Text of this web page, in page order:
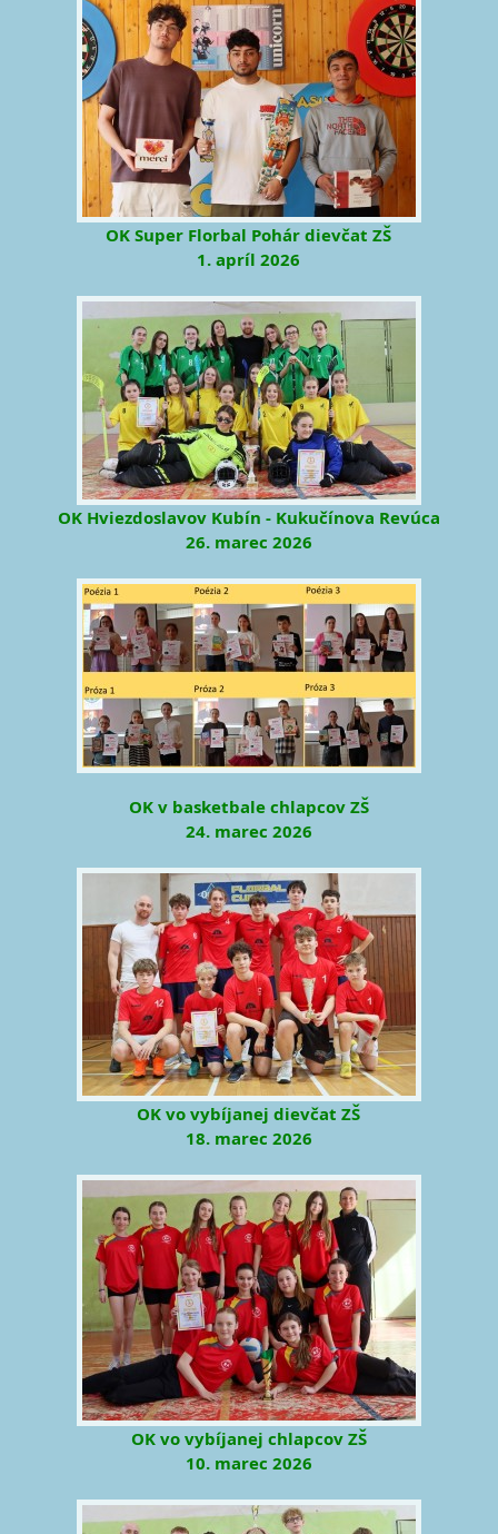
OK Super Florbal Pohár dievčat ZŠ
1. apríl 2026
OK Hviezdoslavov Kubín - Kukučínova Revúca
26. marec 2026
OK v basketbale chlapcov ZŠ
24. marec 2026
OK vo vybíjanej dievčat ZŠ
18. marec 2026
OK vo vybíjanej chlapcov ZŠ
10. marec 2026